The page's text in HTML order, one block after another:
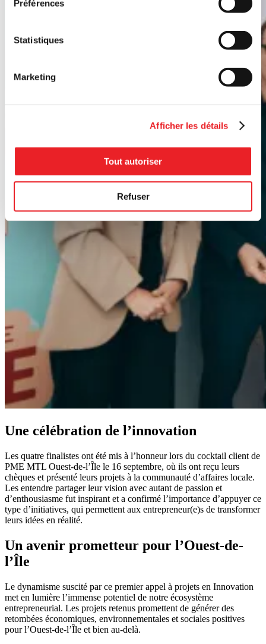
Préférences
Statistiques
Marketing
Afficher les détails
Tout autoriser
Refuser
Une célébration de l’innovation
Les quatre finalistes ont été mis à l’honneur lors du cocktail client de
PME MTL Ouest-de-l’Île le 16 septembre, où ils ont reçu leurs
chèques et présenté leurs projets à la communauté d’affaires locale.
Les entendre partager leur vision avec autant de passion et
d’enthousiasme fut inspirant et a confirmé l’importance d’appuyer ce
type d’initiatives, qui permettent aux entrepreneur(e)s de transformer
leurs idées en réalité.
Un avenir prometteur pour l’Ouest-de-
l’Île
Le dynamisme suscité par ce premier appel à projets en Innovation
met en lumière l’immense potentiel de notre écosystème
entrepreneurial. Les projets retenus promettent de générer des
retombées économiques, environnementales et sociales positives
pour l’Ouest-de-l’Île et bien au-delà.